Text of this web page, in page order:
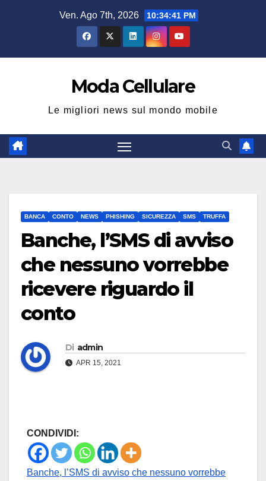
Ven. Ago 7th, 2026 10:34:41 PM
Moda Cellulare
Le migliori news sul mondo mobile
BANCA CONTO NEWS PHISHING SICUREZZA SMS TRUFFA
Banche, l’SMS di avviso
che nessuno vorrebbe
ricevere riguardo il
conto
Di admin
APR 15, 2021
CONDIVIDI:
Banche, l’SMS di avviso che nessuno vorrebbe